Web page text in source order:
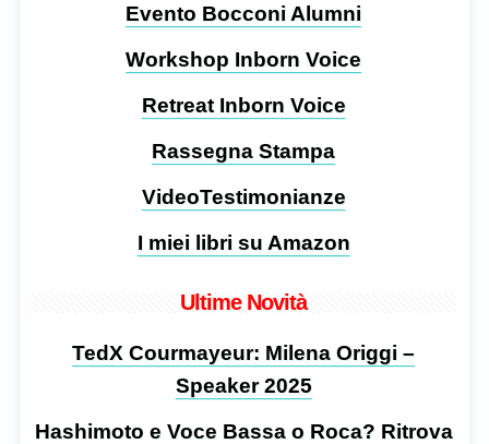
Evento Bocconi Alumni
Workshop Inborn Voice
Retreat Inborn Voice
Rassegna Stampa
VideoTestimonianze
I miei libri su Amazon
Ultime Novità
TedX Courmayeur: Milena Origgi –
Speaker 2025
Hashimoto e Voce Bassa o Roca? Ritrova